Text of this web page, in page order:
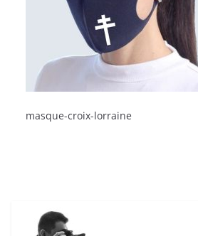
masque-croix-lorraine